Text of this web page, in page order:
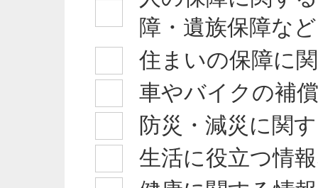
障・遺族保障な
住まいの保障に
車やバイクの補
防災・減災に関
生活に役立つ情